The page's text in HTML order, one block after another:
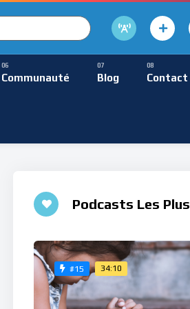
Lecture
Communauté Blog Contact
Méditative
Podcasts Les Plus
#15 34:10